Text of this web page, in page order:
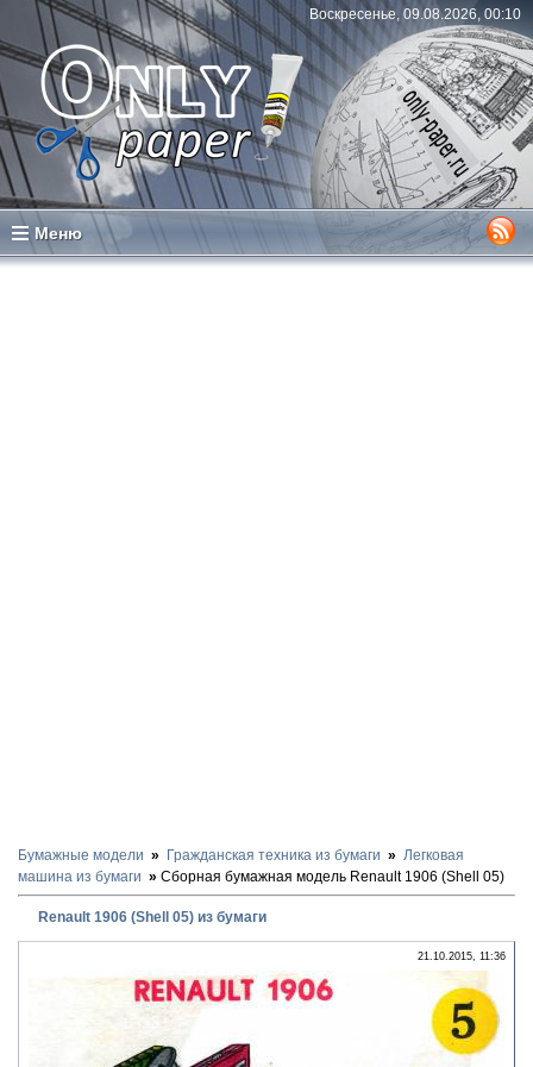
Воскресенье, 09.08.2026, 00:10
Меню
Бумажные модели Гражданская техника из бумаги
Легковая
машина из бумаги
Сборная бумажная модель Renault 1906 (Shell 05)
Renault 1906 (Shell 05) из бумаги
21.10.2015, 11:36